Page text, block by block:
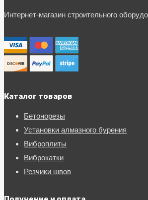
Интернет-магазин строительного
Каталог товаров
Бетонорезы
Установки алмазного бурения
Виброплиты
Виброкатки
Резчики швов